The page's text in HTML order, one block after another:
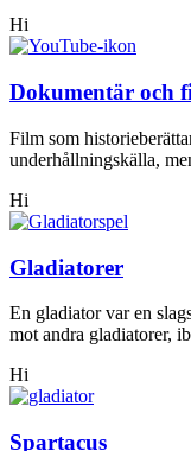
Hi
Dokumentär och
Film som
underhållningskälla,
Hi
Gladiatorer
En gladiator var en
mot andra gladiatorer,
Hi
Spartacus